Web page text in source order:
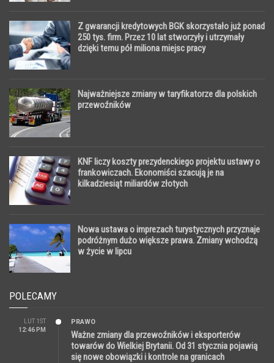
Z gwarancji kredytowych BGK skorzystało już ponad
250 tys. firm. Przez 10 lat stworzyły i utrzymały
dzięki temu pół miliona miejsc pracy
Najważniejsze zmiany w taryfikatorze dla polskich
przewoźników
KNF liczy koszty prezydenckiego projektu ustawy o
frankowiczach. Ekonomiści szacują je na
kilkadziesiąt miliardów złotych
Nowa ustawa o imprezach turystycznych przyznaje
podróżnym dużo większe prawa. Zmiany wchodzą
w życie w lipcu
POLECAMY
LUT 1ST
12:46 PM
PRAWO
Ważne zmiany dla przewoźników i eksporterów
towarów do Wielkiej Brytanii. Od 31 stycznia pojawią
się nowe obowiązki i kontrole na granicach